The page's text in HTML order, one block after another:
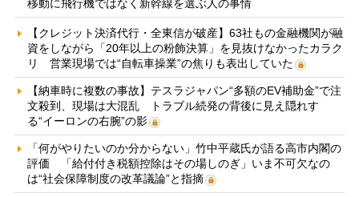
移動に飛行機ではなく新幹線を選ぶ人の事情
【クレジット決済代行・全東信が破産】63社もの金融機関が融
資をしながら「20年以上の粉飾決算」を見抜けなかったカラク
リ 営業現場では“自転車操業”の焦りも表出していた
【納車時に複数の事故】テスラジャパン“多額のEV補助金”で注
文殺到、現場は大混乱 トラブル続発の背後に見え隠れす
る“イーロンの右腕”の影
「何がやりたいのか分からない」竹中平蔵氏が語る高市内閣の
評価 「給付付き税額控除はその場しのぎ」いま不可欠なの
は“社会保障制度の改革議論”と指摘